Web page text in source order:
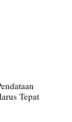
Tepat